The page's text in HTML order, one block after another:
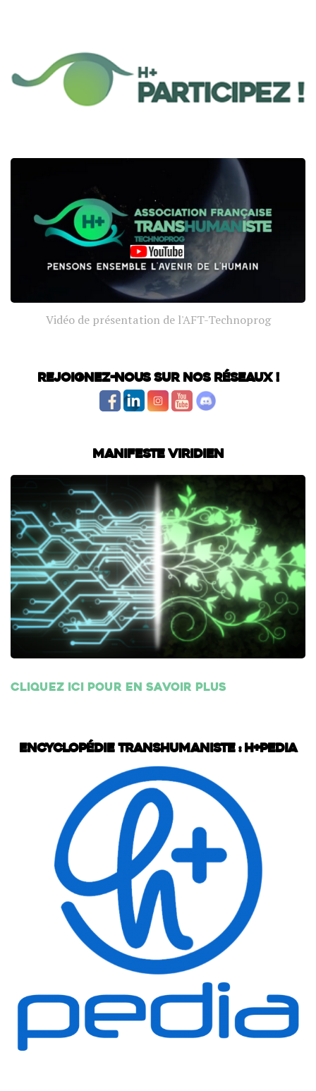
Vidéo de présentation de l'AFT-Technoprog
Rejoignez-nous sur nos réseaux !
Manifeste Viridien
Cliquez ici pour en savoir plus
Encyclopédie transhumaniste : H+Pedia